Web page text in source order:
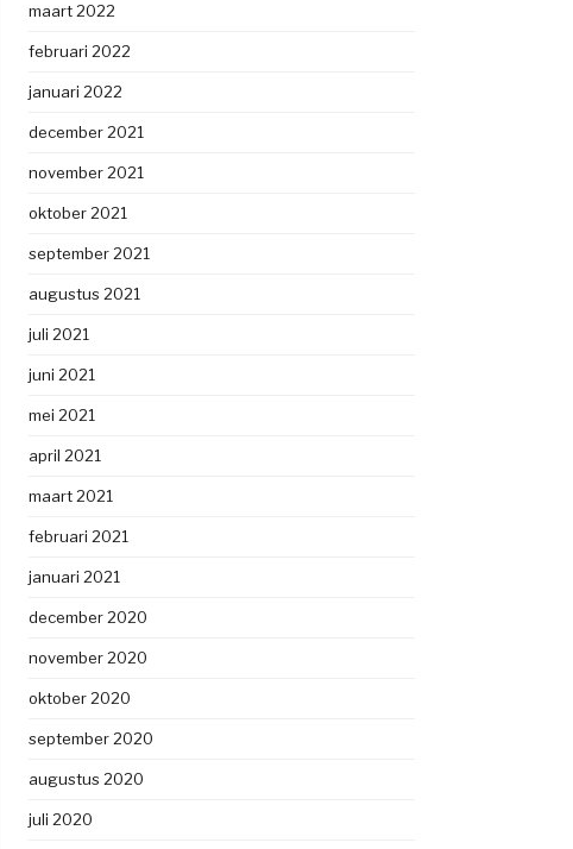
maart 2022
februari 2022
januari 2022
december 2021
november 2021
oktober 2021
september 2021
augustus 2021
juli 2021
juni 2021
mei 2021
april 2021
maart 2021
februari 2021
januari 2021
december 2020
november 2020
oktober 2020
september 2020
augustus 2020
juli 2020